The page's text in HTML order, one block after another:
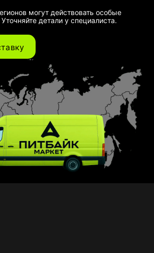
могут действовать особые
детали у специалиста.